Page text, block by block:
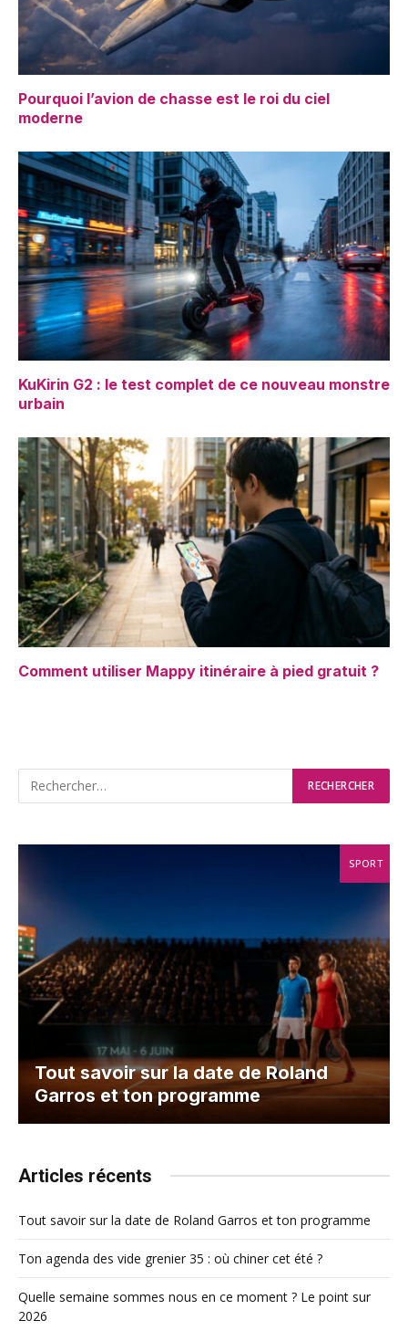
Pourquoi l’avion de chasse est le roi du ciel
moderne
KuKirin G2 : le test complet de ce nouveau monstre
urbain
Comment utiliser Mappy itinéraire à pied gratuit ?
SPORT
Tout savoir sur la date de Roland
Garros et ton programme
Articles récents
Tout savoir sur la date de Roland Garros et ton programme
Ton agenda des vide grenier 35 : où chiner cet été ?
Quelle semaine sommes nous en ce moment ? Le point sur
2026